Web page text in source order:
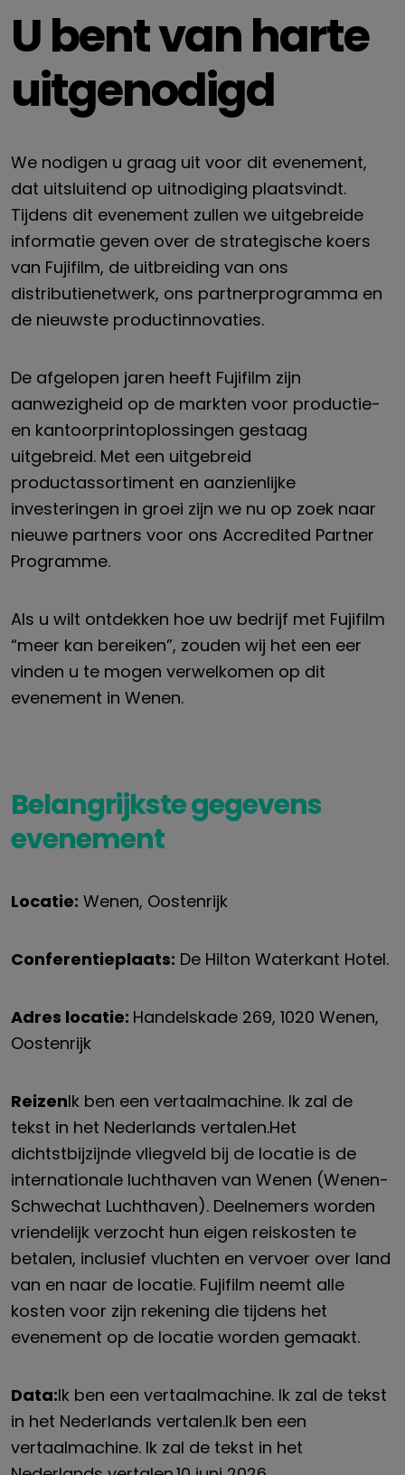
U bent van harte
uitgenodigd
We nodigen u graag uit voor dit evenement,
dat uitsluitend op uitnodiging plaatsvindt.
Tijdens dit evenement zullen we uitgebreide
informatie geven over de strategische koers
van Fujifilm, de uitbreiding van ons
distributienetwerk, ons partnerprogramma en
de nieuwste productinnovaties.
De afgelopen jaren heeft Fujifilm zijn
aanwezigheid op de markten voor productie-
en kantoorprintoplossingen gestaag
uitgebreid. Met een uitgebreid
productassortiment en aanzienlijke
investeringen in groei zijn we nu op zoek naar
nieuwe partners voor ons Accredited Partner
Programme.
Als u wilt ontdekken hoe uw bedrijf met Fujifilm
“meer kan bereiken”, zouden wij het een eer
vinden u te mogen verwelkomen op dit
evenement in Wenen.
Belangrijkste gegevens
evenement
Locatie: Wenen, Oostenrijk
Conferentieplaats: De Hilton Waterkant Hotel.
Adres locatie: Handelskade 269, 1020 Wenen,
Oostenrijk
ReizenIk ben een vertaalmachine. Ik zal de
tekst in het Nederlands vertalen.Het
dichtstbijzijnde vliegveld bij de locatie is de
internationale luchthaven van Wenen (Wenen-
Schwechat Luchthaven). Deelnemers worden
vriendelijk verzocht hun eigen reiskosten te
betalen, inclusief vluchten en vervoer over land
van en naar de locatie. Fujifilm neemt alle
kosten voor zijn rekening die tijdens het
evenement op de locatie worden gemaakt.
Data:Ik ben een vertaalmachine. Ik zal de tekst
in het Nederlands vertalen.Ik ben een
vertaalmachine. Ik zal de tekst in het